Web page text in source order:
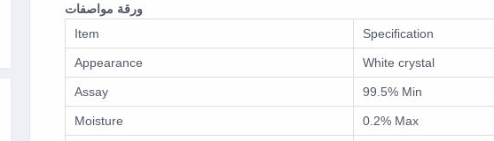
ورقة مواصفات
Item
Specification
Appearance White crystal
Assay 99.5% Min
Moisture 0.2% Max